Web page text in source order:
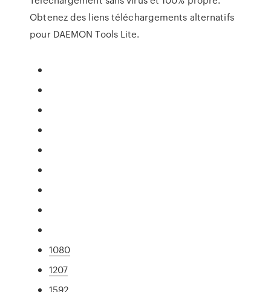
Obtenez des liens téléchargements alternatifs
pour DAEMON Tools Lite.
1080
1207
1592